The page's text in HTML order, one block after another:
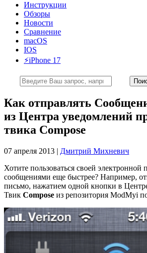
Инструкции
Обзоры
Новости
Сравнение
macOS
IOS
⚡️iPhone 17
Как отправлять
из Центра уведомлений
твика Compose
07 апреля 2013 | Дмитрий Михневич
Хотите пользоваться своей электронной
сообщениями еще быстрее? Например,
письмо, нажатием одной кнопки в
Твик Compose из репозитория ModMyi